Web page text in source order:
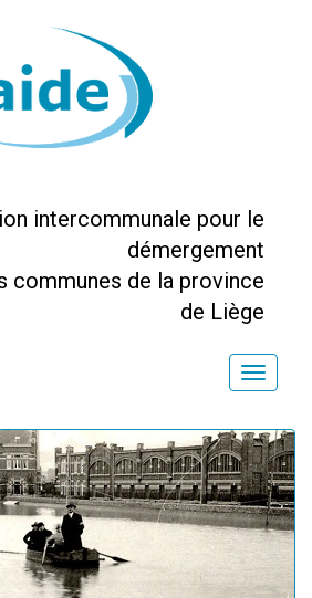
intercommunale pour le
démergement
communes de la province
de Liège
Toggle